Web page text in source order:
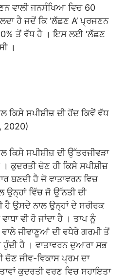
ਵਾਲੀ ਜਨਸੰਖਿਆ ਵਿਚ 60
ਹੈ ਜਦੋਂ ਕਿ ‘ਲੱਛਣ A’ ਪ੍ਰਜਣਨ
ਤੋਂ ਵੱਧ ਹੈ । ਇਸ ਲਈ ‘ਲੱਛਣ
।
ਕਿਸੇ ਸਪੀਸ਼ੀਜ਼ ਦੀ ਹੋਂਦ ਕਿਵੇਂ ਵੱਧ
2020)
ਕਿਸੇ ਸਪੀਸ਼ੀਜ਼ ਦੀ ਉੱਤਰਜੀਵੜਾ
। ਕੁਦਰਤੀ ਚੋਣ ਹੀ ਕਿਸੇ ਸਪੀਸ਼ੀਜ਼
ਬਣਦੀ ਹੈ ਜੋ ਵਾਤਾਵਰਨ ਵਿਚ
ਉਨ੍ਹਾਂ ਵਿੱਚ ਜੋ ਉੱਨਤੀ ਦੀ
ਹੈ ਉਸਦੇ ਨਾਲ ਉਨ੍ਹਾਂ ਦੇ ਸਰੀਰਕ
ਵੀ ਹੋ ਜਾਂਦਾ ਹੈ । ਤਾਪ ਨੂੰ
ਜੀਵਾਣੂਆਂ ਦੀ ਵਧੇਰੇ ਗਰਮੀ ਤੋਂ
ਹੁੰਦੀ ਹੈ । ਵਾਤਾਵਰਨ ਦੁਆਰਾ ਸਭ
ਜੀਵ-ਵਿਕਾਸ ਪ੍ਰਮ ਦਾ
ਕੁਦਰਤੀ ਵਰਣ ਵਿਚ ਸਹਾਇਤਾ